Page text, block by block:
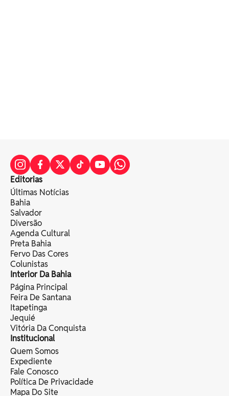
Editorias
Últimas Notícias
Bahia
Salvador
Diversão
Agenda Cultural
Preta Bahia
Fervo Das Cores
Colunistas
Interior Da Bahia
Página Principal
Feira De Santana
Itapetinga
Jequié
Vitória Da Conquista
Institucional
Quem Somos
Expediente
Fale Conosco
Política De Privacidade
Mapa Do Site